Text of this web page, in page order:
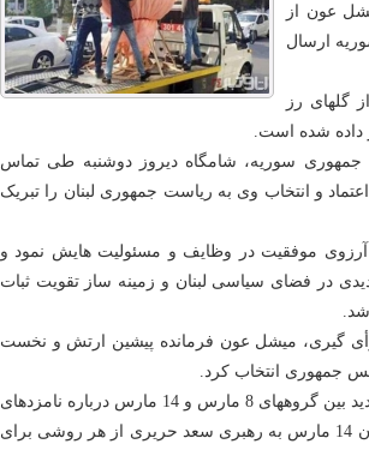
عون از
ارسال
گلهای رز
داده شده است.
سوریه، شامگاه دیروز دوشنبه طی تماس
و انتخاب وی به ریاست جمهوری لبنان را تبریک
موفقیت در وظایف و مسئولیت هایش نمود و
در فضای سیاسی لبنان و زمینه ساز تقویت ثبات
رأی گیری، میشل عون فرمانده پیشین ارتش و نخست
جمهوری انتخاب کرد.
از 30 ماه گذشته تاکنون به علت وجود اختلافات شدید بین گروههای 8 مارس و 14 مارس درباره نامزدهای
پست ریاست جمهوری لبنان خالی مانده بود و جریان 14 مارس به رهبری سعد حریری از هر روشی برای